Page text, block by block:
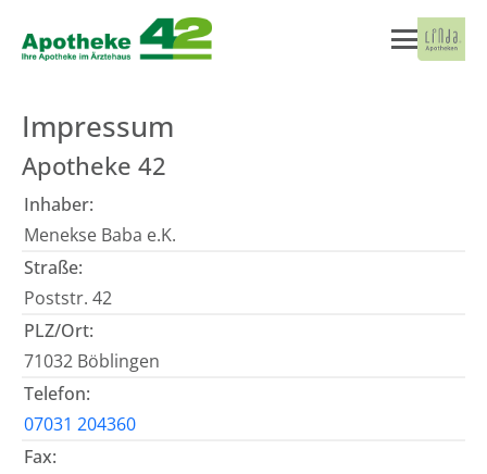
Impressum
Apotheke 42
Inhaber:
Menekse Baba e.K.
Straße:
Poststr. 42
PLZ/Ort:
71032 Böblingen
Telefon:
07031 204360
Fax: